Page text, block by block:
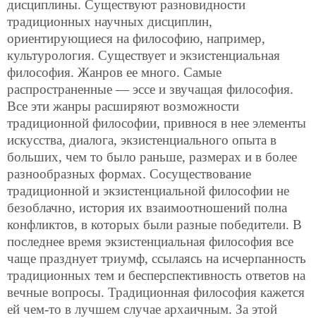
дисциплины. Существуют разновидности
традиционных научных дисциплин,
ориентирующиеся на философию, например,
культурология. Существует и экзистенциальная
философия. Жанров ее много. Самые
распространенные — эссе и звучащая философия.
Все эти жанры расширяют возможности
традиционной философии, привнося в нее элементы
искусства, диалога, экзистенциального опыта в
больших, чем то было раньше, размерах и в более
разнообразных формах. Сосуществование
традиционной и экзистенциальной философии не
безоблачно, история их взаимоотношений полна
конфликтов, в которых были разные победители. В
последнее время экзистенциальная философия все
чаще празднует триумф, ссылаясь на исчерпанность
традиционных тем и бесперспективность ответов на
вечные вопросы. Традиционная философия кажется
ей чем-то в лучшем случае архаичным. За этой